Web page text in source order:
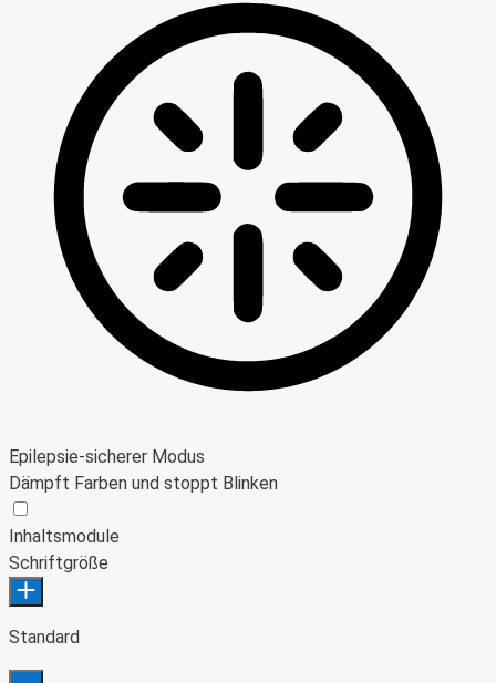
Epilepsie-sicherer Modus
Dämpft Farben und stoppt Blinken
Inhaltsmodule
Schriftgröße
Standard